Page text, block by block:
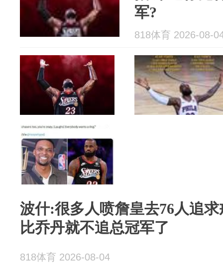
军?
818体育 2026-08-
波什:很多人喷詹皇去76人追
比乔丹就不追总冠军了
818体育 2026-08-04